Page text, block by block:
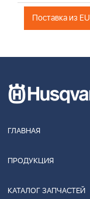
Поставка из
ГЛАВНАЯ
ПРОДУКЦИЯ
КАТАЛОГ ЗАПЧАСТЕЙ